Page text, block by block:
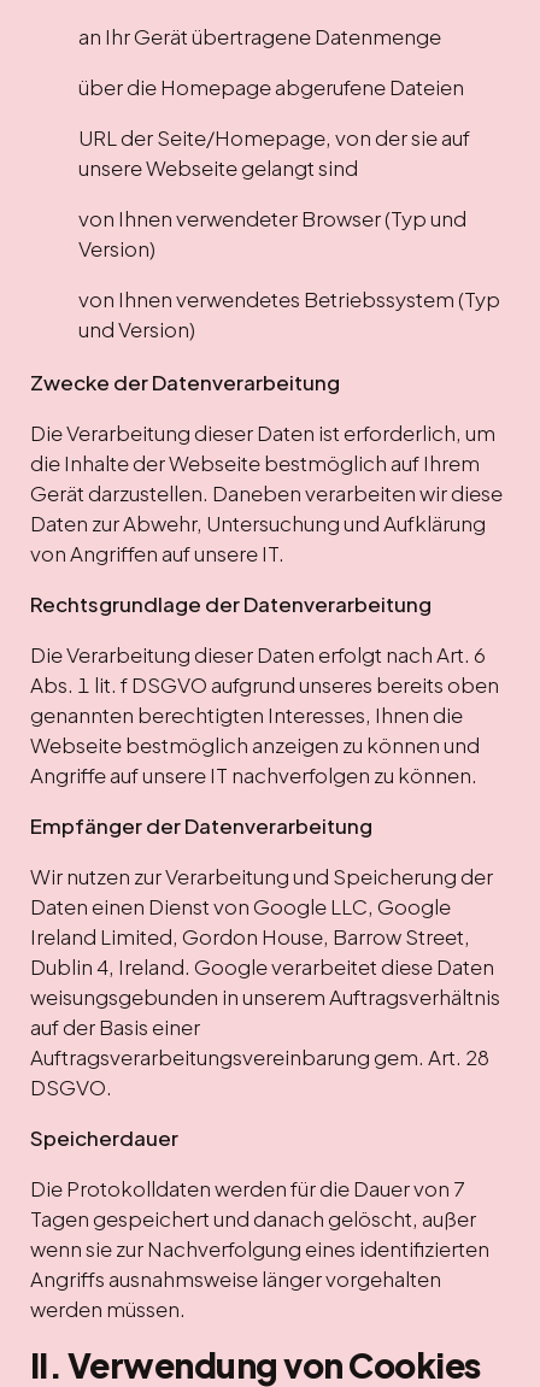
an Ihr Gerät übertragene Datenmenge
über die Homepage abgerufene Dateien
URL der Seite/Homepage, von der sie auf
unsere Webseite gelangt sind
von Ihnen verwendeter Browser (Typ und
Version)
von Ihnen verwendetes Betriebssystem (Typ
und Version)
Zwecke der Datenverarbeitung
Die Verarbeitung dieser Daten ist erforderlich, um
die Inhalte der Webseite bestmöglich auf Ihrem
Gerät darzustellen. Daneben verarbeiten wir diese
Daten zur Abwehr, Untersuchung und Aufklärung
von Angriffen auf unsere IT.
Rechtsgrundlage der Datenverarbeitung
Die Verarbeitung dieser Daten erfolgt nach Art. 6
Abs. 1 lit. f DSGVO aufgrund unseres bereits oben
genannten berechtigten Interesses, Ihnen die
Webseite bestmöglich anzeigen zu können und
Angriffe auf unsere IT nachverfolgen zu können.
Empfänger der Datenverarbeitung
Wir nutzen zur Verarbeitung und Speicherung der
Daten einen Dienst von Google LLC, Google
Ireland Limited, Gordon House, Barrow Street,
Dublin 4, Ireland. Google verarbeitet diese Daten
weisungsgebunden in unserem Auftragsverhältnis
auf der Basis einer
Auftragsverarbeitungsvereinbarung gem. Art. 28
DSGVO.
Speicherdauer
Die Protokolldaten werden für die Dauer von 7
Tagen gespeichert und danach gelöscht, außer
wenn sie zur Nachverfolgung eines identifizierten
Angriffs ausnahmsweise länger vorgehalten
werden müssen.
II. Verwendung von Cookies